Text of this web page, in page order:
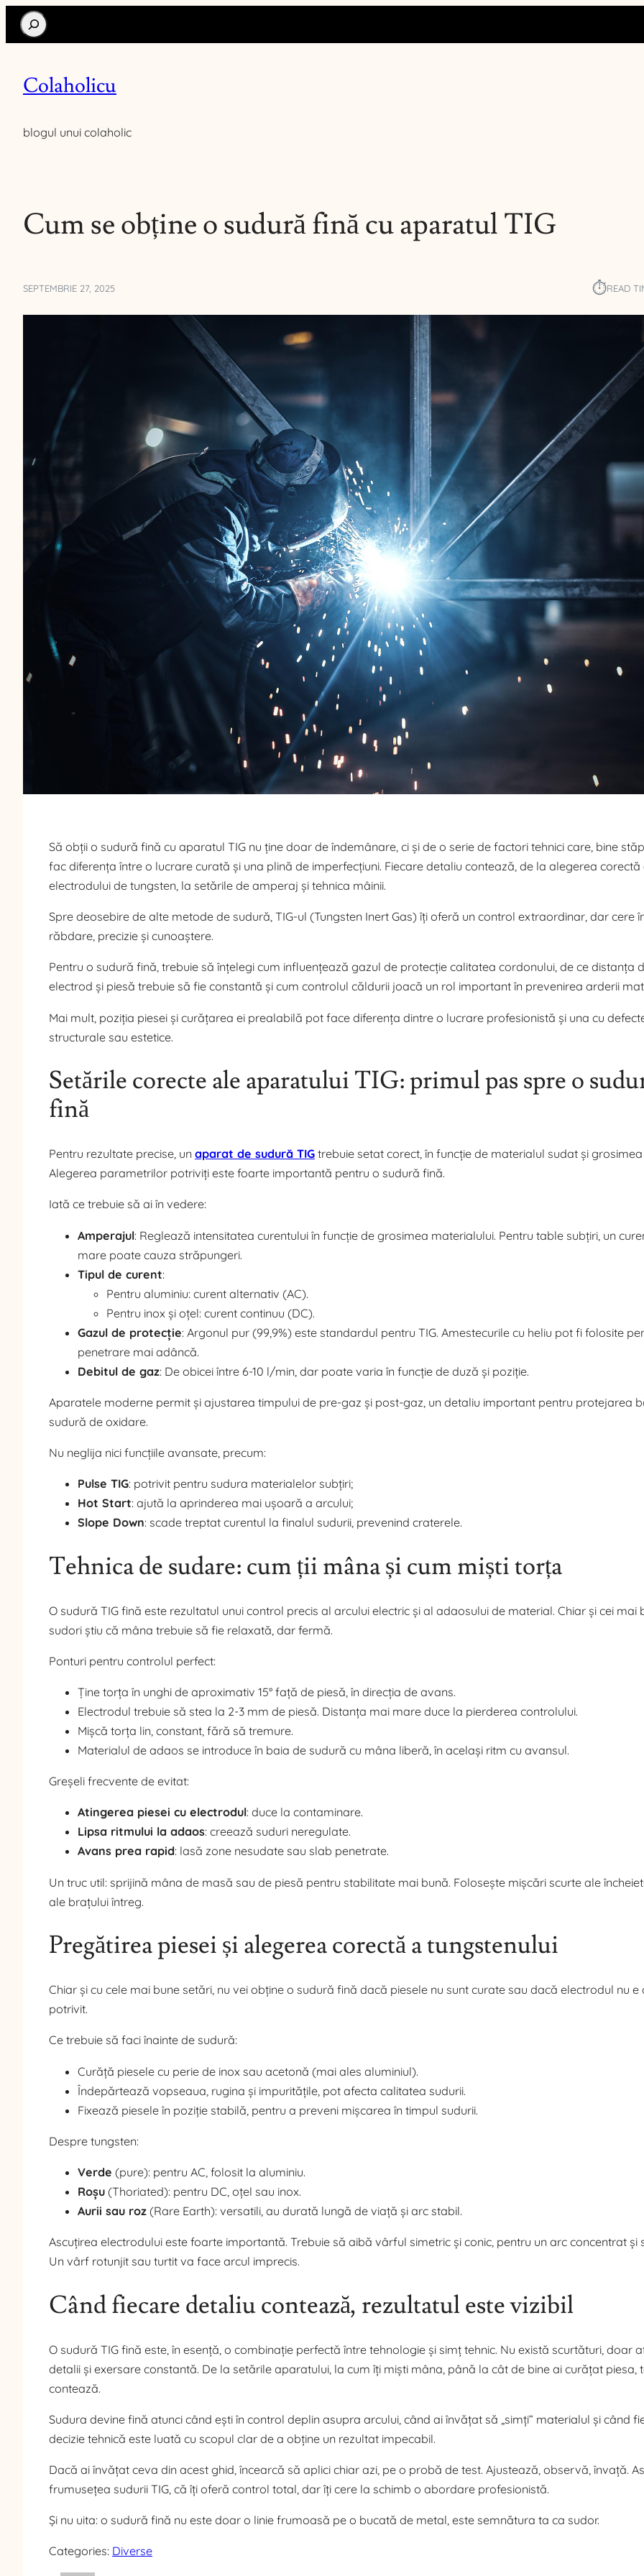
Search
Colaholicu
blogul unui colaholic
Cum se obține o sudură fină cu aparatul TIG
SEPTEMBRIE 27, 2025 ⏱︎READ
Să obții o sudură fină cu aparatul TIG nu ține doar de îndemânare, ci și de o serie de factori tehnici care, bine
fac diferența între o lucrare curată și una plină de imperfecțiuni. Fiecare detaliu contează, de la alegerea corectă
electrodului de tungsten, la setările de amperaj și tehnica mâinii.
Spre deosebire de alte metode de sudură, TIG-ul (Tungsten Inert Gas) îți oferă un control extraordinar, dar cere
răbdare, precizie și cunoaștere.
Pentru o sudură fină, trebuie să înțelegi cum influențează gazul de protecție calitatea cordonului, de ce distanța
electrod și piesă trebuie să fie constantă și cum controlul căldurii joacă un rol important în prevenirea arderii
Mai mult, poziția piesei și curățarea ei prealabilă pot face diferența dintre o lucrare profesionistă și una cu
structurale sau estetice.
Setările corecte ale aparatului TIG: primul pas spre o
fină
Pentru rezultate precise, un aparat de sudură TIG trebuie setat corect, în funcție de materialul sudat și grosimea
Alegerea parametrilor potriviți este foarte importantă pentru o sudură fină.
Iată ce trebuie să ai în vedere:
Amperajul: Reglează intensitatea curentului în funcție de grosimea materialului. Pentru table subțiri, un
mare poate cauza străpungeri.
Tipul de curent:
Pentru aluminiu: curent alternativ (AC).
Pentru inox și oțel: curent continuu (DC).
Gazul de protecție: Argonul pur (99,9%) este standardul pentru TIG. Amestecurile cu heliu pot fi folosite
penetrare mai adâncă.
Debitul de gaz: De obicei între 6-10 l/min, dar poate varia în funcție de duză și poziție.
Aparatele moderne permit și ajustarea timpului de pre-gaz și post-gaz, un detaliu important pentru protejarea
sudură de oxidare.
Nu neglija nici funcțiile avansate, precum:
Pulse TIG: potrivit pentru sudura materialelor subțiri;
Hot Start: ajută la aprinderea mai ușoară a arcului;
Slope Down: scade treptat curentul la finalul sudurii, prevenind craterele.
Tehnica de sudare: cum ții mâna și cum miști torța
O sudură TIG fină este rezultatul unui control precis al arcului electric și al adaosului de material. Chiar și cei mai
sudori știu că mâna trebuie să fie relaxată, dar fermă.
Ponturi pentru controlul perfect:
Ține torța în unghi de aproximativ 15° față de piesă, în direcția de avans.
Electrodul trebuie să stea la 2-3 mm de piesă. Distanța mai mare duce la pierderea controlului.
Mișcă torța lin, constant, fără să tremure.
Materialul de adaos se introduce în baia de sudură cu mâna liberă, în același ritm cu avansul.
Greșeli frecvente de evitat:
Atingerea piesei cu electrodul: duce la contaminare.
Lipsa ritmului la adaos: creează suduri neregulate.
Avans prea rapid: lasă zone nesudate sau slab penetrate.
Un truc util: sprijină mâna de masă sau de piesă pentru stabilitate mai bună. Folosește mișcări scurte ale
ale brațului întreg.
Pregătirea piesei și alegerea corectă a tungstenului
Chiar și cu cele mai bune setări, nu vei obține o sudură fină dacă piesele nu sunt curate sau dacă electrodul nu e
potrivit.
Ce trebuie să faci înainte de sudură:
Curăță piesele cu perie de inox sau acetonă (mai ales aluminiul).
Îndepărtează vopseaua, rugina și impuritățile, pot afecta calitatea sudurii.
Fixează piesele în poziție stabilă, pentru a preveni mișcarea în timpul sudurii.
Despre tungsten:
Verde (pure): pentru AC, folosit la aluminiu.
Roșu (Thoriated): pentru DC, oțel sau inox.
Aurii sau roz (Rare Earth): versatili, au durată lungă de viață și arc stabil.
Ascuțirea electrodului este foarte importantă. Trebuie să aibă vârful simetric și conic, pentru un arc concentrat și
Un vârf rotunjit sau turtit va face arcul imprecis.
Când fiecare detaliu contează, rezultatul este vizibil
O sudură TIG fină este, în esență, o combinație perfectă între tehnologie și simț tehnic. Nu există scurtături, doar
detalii și exersare constantă. De la setările aparatului, la cum îți miști mâna, până la cât de bine ai curățat piesa,
contează.
Sudura devine fină atunci când ești în control deplin asupra arcului, când ai învățat să „simți” materialul și când
decizie tehnică este luată cu scopul clar de a obține un rezultat impecabil.
Dacă ai învățat ceva din acest ghid, încearcă să aplici chiar azi, pe o probă de test. Ajustează, observă, învață.
frumusețea sudurii TIG, că îți oferă control total, dar îți cere la schimb o abordare profesionistă.
Și nu uita: o sudură fină nu este doar o linie frumoasă pe o bucată de metal, este semnătura ta ca sudor.
Categories: Diverse